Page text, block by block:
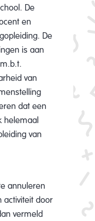
De
en
De
is aan
van
dat een
helemaal
van
annuleren
activiteit door
vermeld